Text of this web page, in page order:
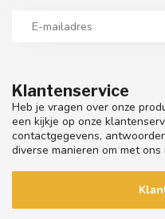
Klantenservice
Heb je vragen over onze
een kijkje op onze
contactgegevens,
diverse manieren om met